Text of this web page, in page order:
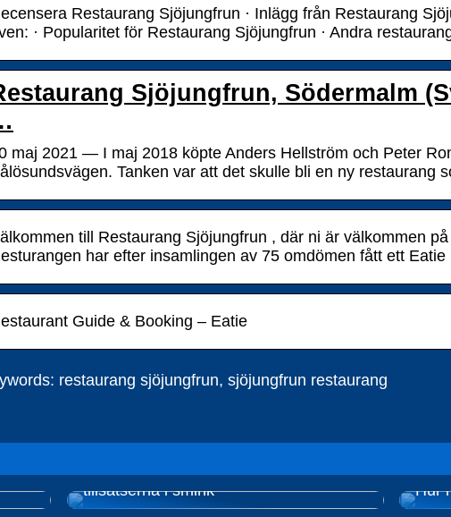
Restaurang Sjöjungfrun · Inlägg från Restaurang
· Popularitet för Restaurang Sjöjungfrun · Andra
Sjöjungfrun, Södermalm
maj 2021 — I maj 2018 köpte Anders Hellström och Peter
Tanken var att det skulle bli en ny restaurang
till Restaurang Sjöjungfrun , där ni är välkommen
har efter insamlingen av 75 omdömen fått ett Eatie
Guide & Booking – Eatie
restaurang sjöjungfrun, sjöjungfrun restaurang
Naturlig smink – Undvik de skadliga
tillsatserna i smink
Hur